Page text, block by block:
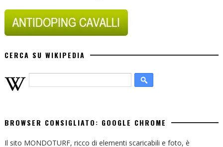
CERCA SU WIKIPEDIA
BROWSER CONSIGLIATO: GOOGLE CHROME
Il sito MONDOTURF, ricco di elementi scaricabili e foto, è